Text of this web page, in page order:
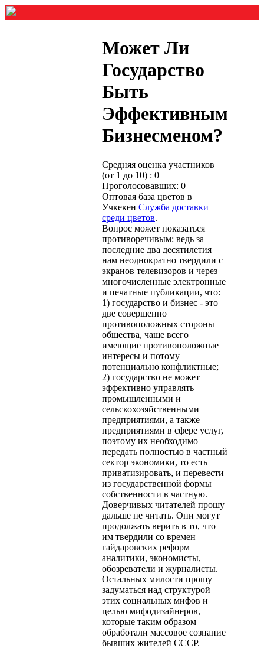
Может Ли
Государство
Быть
Эффективным
Бизнесменом?
Средняя оценка участников
(от 1 до 10) : 0
Проголосовавших: 0
Оптовая база цветов в
Учкекен Служба доставки
среди цветов.
Вопрос может показаться
противоречивым: ведь за
последние два десятилетия
нам неоднократно твердили с
экранов телевизоров и через
многочисленные электронные
и печатные публикации, что:
1) государство и бизнес - это
две совершенно
противоположных стороны
общества, чаще всего
имеющие противоположные
интересы и потому
потенциально конфликтные;
2) государство не может
эффективно управлять
промышленными и
сельскохозяйственными
предприятиями, а также
предприятиями в сфере услуг,
поэтому их необходимо
передать полностью в частный
сектор экономики, то есть
приватизировать, и перевести
из государственной формы
собственности в частную.
Доверчивых читателей прошу
дальше не читать. Они могут
продолжать верить в то, что
им твердили со времен
гайдаровских реформ
аналитики, экономисты,
обозреватели и журналисты.
Остальных милости прошу
задуматься над структурой
этих социальных мифов и
целью мифодизайнеров,
которые таким образом
обработали массовое сознание
бывших жителей СССР.